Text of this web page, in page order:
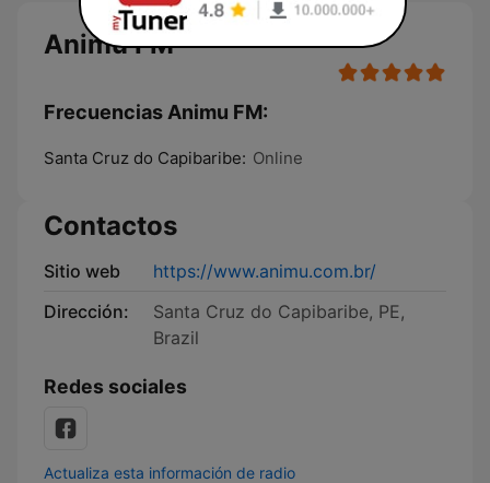
Animu FM
Frecuencias Animu FM:
Santa Cruz do Capibaribe: Online
Contactos
Sitio web
https://www.animu.com.br/
Dirección:
Santa Cruz do Capibaribe, PE,
Brazil
Redes sociales
Actualiza esta información de radio